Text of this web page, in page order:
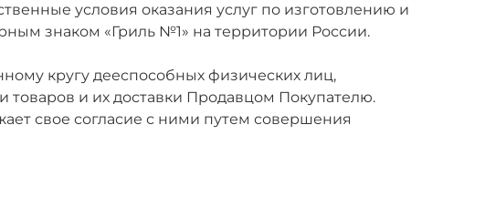
условия оказания услуг по изготовлению и
знаком «Гриль №1» на территории России.
кругу дееспособных физических лиц,
товаров и их доставки Продавцом Покупателю.
свое согласие с ними путем совершения